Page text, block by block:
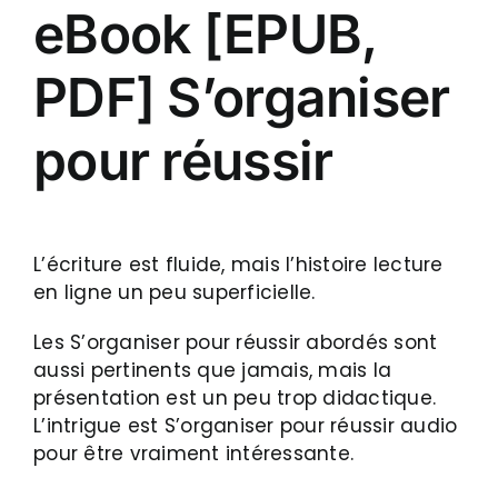
eBook [EPUB,
PDF] S’organiser
pour réussir
L’écriture est fluide, mais l’histoire lecture
en ligne un peu superficielle.
Les S’organiser pour réussir abordés sont
aussi pertinents que jamais, mais la
présentation est un peu trop didactique.
L’intrigue est S’organiser pour réussir audio
pour être vraiment intéressante.